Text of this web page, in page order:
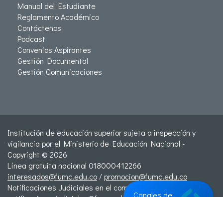
Manual del Estudiante
Reglamento Académico
Contáctenos
Podcast
Convenios Aspirantes
Gestión Documental
Gestión Comunicaciones
Institución de educación superior sujeta a inspección y
vigilancia por el Ministerio de Educación Nacional -
Copyright © 2026
Línea gratuita nacional 018000412266
interesados@fumc.edu.co /promocion@fumc.edu.co
Notificaciones Judiciales en el correo:
Canales de